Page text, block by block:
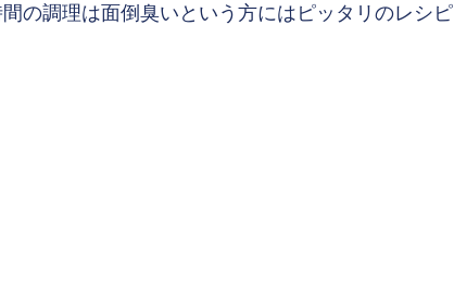
の調理は面倒臭いという方にはピッタリのレシピ